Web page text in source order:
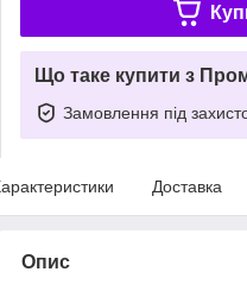
Що таке купити з
Замовлення під
Доставка
Опис